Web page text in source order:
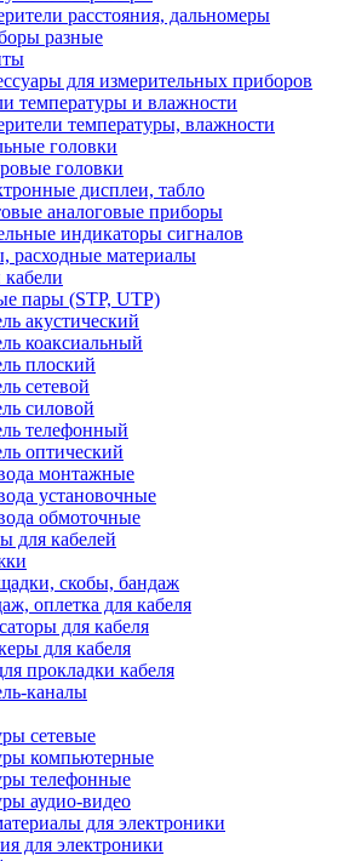
расстояния, дальномеры
разные
для измерительных приборов
температуры и влажности
температуры, влажности
головки
головки
дисплеи, табло
аналоговые приборы
индикаторы сигналов
расходные материалы
пары (STP, UTP)
акустический
коаксиальный
плоский
сетевой
силовой
телефонный
оптический
монтажные
установочные
обмоточные
для кабелей
скобы, бандаж
оплетка для кабеля
для кабеля
для кабеля
прокладки кабеля
каналы
сетевые
компьютерные
телефонные
аудио-видео
для электроники
для электроники